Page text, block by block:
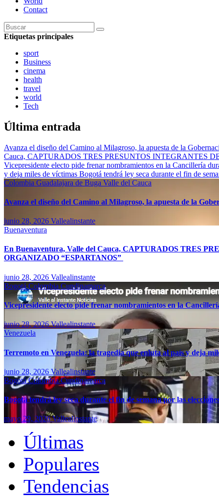
Contact
Etiquetas principales
sport
Business
cinema
health
travel
world
Tech
Última entrada
Avanza el diseño del Camino al Milagroso, la apuesta de la
Cauca, CAPTURADOS TRES PRESUNTOS INTEGRANTES
Vicepresidente electo pide frenar nombramientos en la Cancillería
y deja miles de víctimas Bogotá tendrá ley seca durante el fin de
Colombia Guadalajara de Buga Valle del Cauca
Avanza el diseño del Camino al Milagroso, la apuesta de la
junio 28, 2026 Vallealinstante
Buenaventura
En Buenaventura, Valle del Cauca, CAPTURADOS TRES
ORGANIZADO “ESPARTANOS”
junio 28, 2026 Vallealinstante
BogotáColombia Cundinamarca
Vicepresidente electo pide frenar nombramientos en la
junio 28, 2026Vallealinstante
Venezuela
Terremoto en Venezuela: la tragedia que enluta al país y deja
junio 28, 2026 Vallealinstante
BogotáColombiaCundinamarca
Bogotá tendrá ley seca durante el fin de semana por las
mayo 29, 2026Vallealinstante
Últimas
Populares
Tendencias